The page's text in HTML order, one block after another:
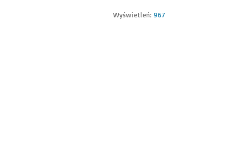
Wyświetleń: 967